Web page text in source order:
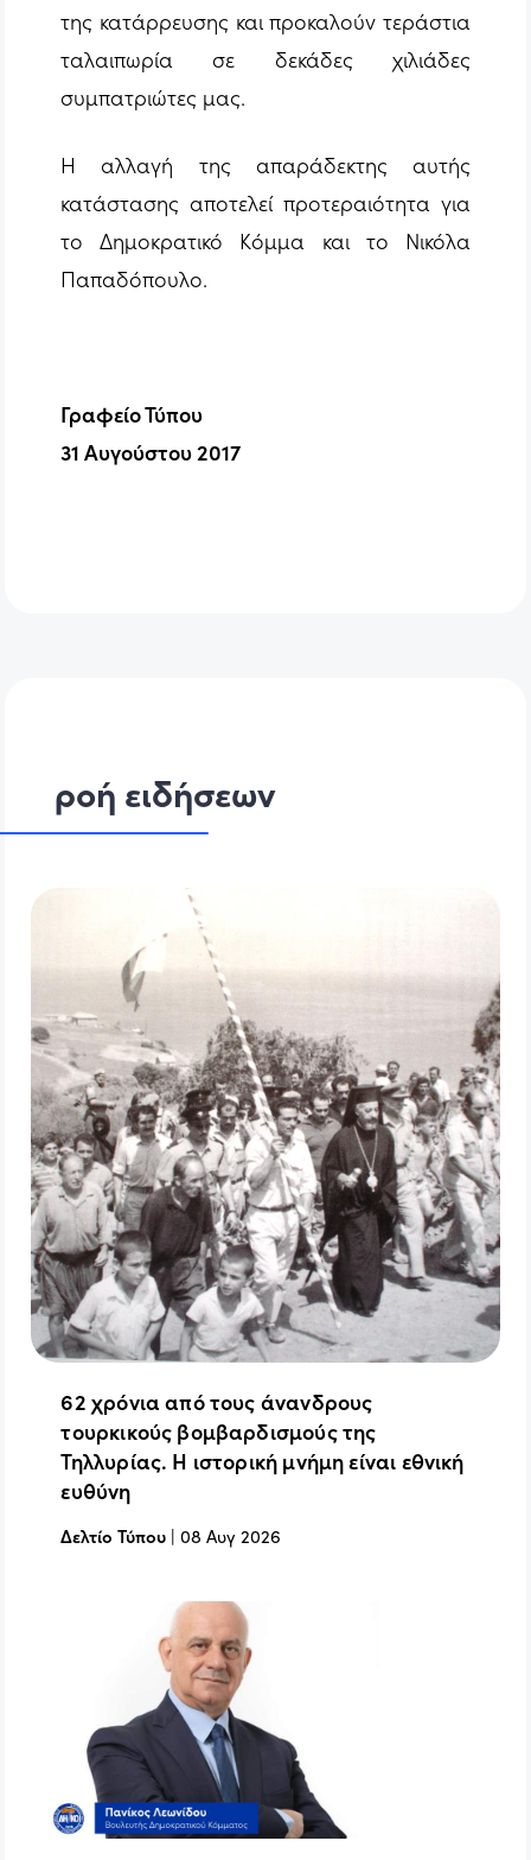
της κατάρρευσης και προκαλούν τεράστια
ταλαιπωρία σε δεκάδες χιλιάδες
συμπατριώτες μας.
Η αλλαγή της απαράδεκτης αυτής
κατάστασης αποτελεί προτεραιότητα για
το Δημοκρατικό Κόμμα και το Νικόλα
Παπαδόπουλο.
Γραφείο Τύπου
31 Αυγούστου 2017
ροή ειδήσεων
62 χρόνια από τους άνανδρους
τουρκικούς βομβαρδισμούς της
Τηλλυρίας. Η ιστορική μνήμη είναι εθνική
ευθύνη
Δελτίο Τύπου |08 Αυγ 2026